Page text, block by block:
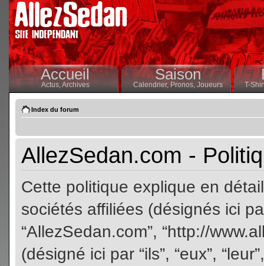
Accueil
Actus,Archives
Saison
Calendrier,Pronos, Joueurs T-
Index du forum
AllezSedan.com -
Cette politique explique en
sociétés affiliées (désignés ici
“AllezSedan.com”, “http://
(désigné ici par “ils”, “eux”,